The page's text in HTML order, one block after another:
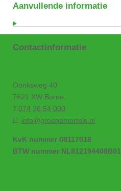
Aanvullende informatie
Contactinformatie
Oonksweg 40
7621 XW Borne
T.074 26 54 000
E: info@groenemortels.nl
KvK nummer 08117018
BTW nummer NL812194408B01